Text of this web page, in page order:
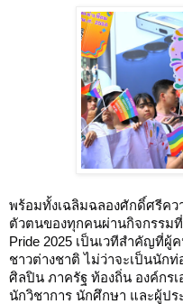
พร้อมทั้งเฉลิมฉลองศักดิ์ศรีค
ตัวตนของทุกคนผ่านกิจกรรม
Pride 2025 เป็นเวทีสำคัญที่
ชาวต่างชาติ ไม่ว่าจะเป็นนัก
ศิลปิน ภาครัฐ ท้องถิ่น องค์กร
นักวิชาการ นักศึกษา และผู้ปร